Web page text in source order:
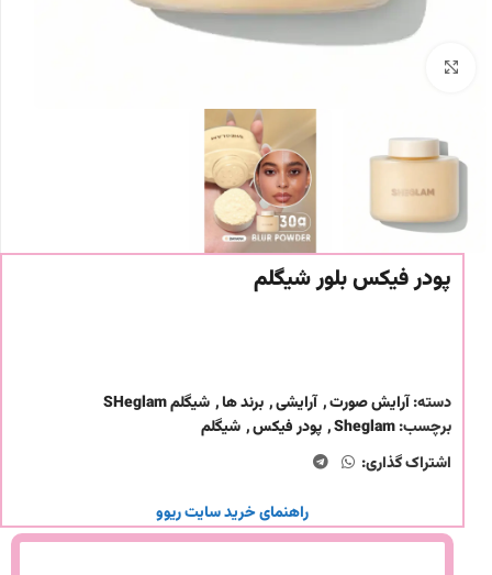
پودر فیکس بلور شیگلم
دسته:آرایش صورت, آرایشی, برند ها, شیگلم SHeglam
برچسب:Sheglam
, پودر فیکس, شیگلم
اشتراک گذاری:
راهنمای خرید سایت ریوو